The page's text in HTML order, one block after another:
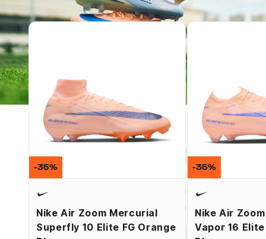
Nike Air Zoom Mercurial
Superfly 10 Elite FG Orange
-35%
Nike Air
Vapor 16
-35%